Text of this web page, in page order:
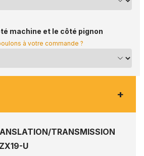
machine et le côté pignon
à votre commande ?
+
TRANSMISSION
U